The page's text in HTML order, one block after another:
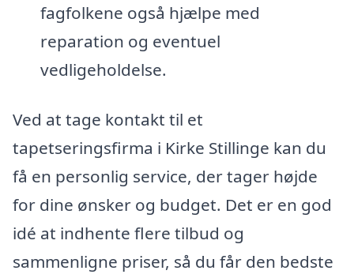
fagfolkene også hjælpe med
reparation og eventuel
vedligeholdelse.
Ved at tage kontakt til et
tapetseringsfirma i Kirke Stillinge kan du
få en personlig service, der tager højde
for dine ønsker og budget. Det er en god
idé at indhente flere tilbud og
sammenligne priser, så du får den bedste